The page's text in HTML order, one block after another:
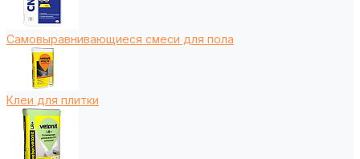
Самовыравнивающиеся смеси для пола
Клеи для плитки